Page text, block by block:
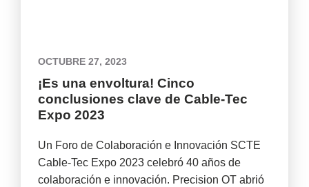
¡Es una envoltura! Cinco
conclusiones clave de Cable-Tec
Expo 2023
OCTUBRE 27, 2023
Un Foro de Colaboración e Innovación SCTE
Cable-Tec Expo 2023 celebró 40 años de
colaboración e innovación. Precision OT abrió